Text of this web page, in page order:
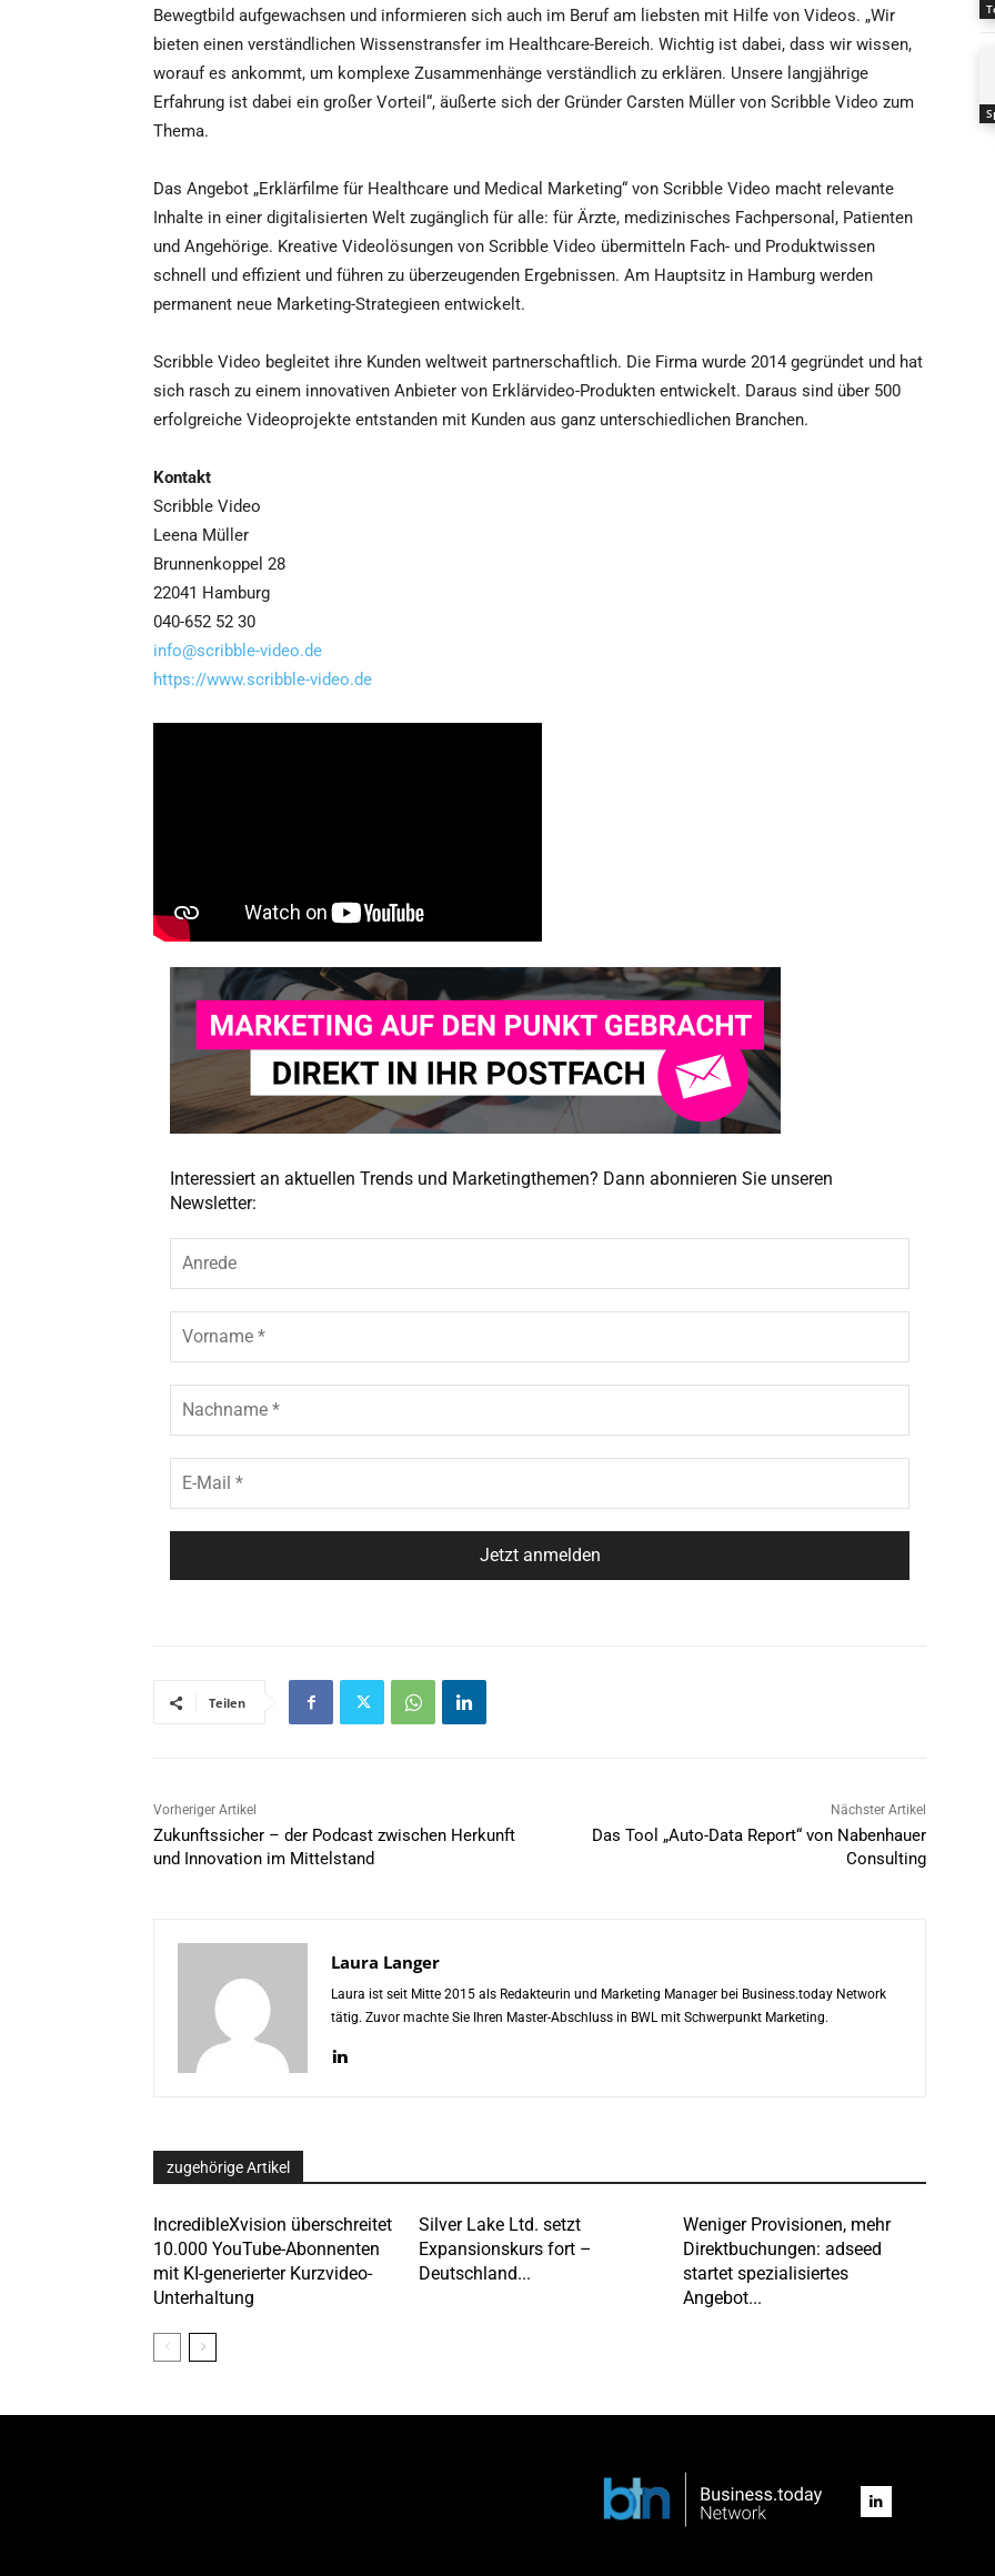
Bewegtbild aufgewachsen und informieren sich auch im Beruf am liebsten mit Hilfe von Videos. „Wir
bieten einen verständlichen Wissenstransfer im Healthcare-Bereich. Wichtig ist dabei, dass wir wissen,
worauf es ankommt, um komplexe Zusammenhänge verständlich zu erklären. Unsere langjährige
Erfahrung ist dabei ein großer Vorteil“, äußerte sich der Gründer Carsten Müller von Scribble Video zum
Thema.
Das Angebot „Erklärfilme für Healthcare und Medical Marketing“ von Scribble Video macht relevante
Inhalte in einer digitalisierten Welt zugänglich für alle: für Ärzte, medizinisches Fachpersonal, Patienten
und Angehörige. Kreative Videolösungen von Scribble Video übermitteln Fach- und Produktwissen
schnell und effizient und führen zu überzeugenden Ergebnissen. Am Hauptsitz in Hamburg werden
permanent neue Marketing-Strategieen entwickelt.
Scribble Video begleitet ihre Kunden weltweit partnerschaftlich. Die Firma wurde 2014 gegründet und hat
sich rasch zu einem innovativen Anbieter von Erklärvideo-Produkten entwickelt. Daraus sind über 500
erfolgreiche Videoprojekte entstanden mit Kunden aus ganz unterschiedlichen Branchen.
Kontakt
Scribble Video
Leena Müller
Brunnenkoppel 28
22041 Hamburg
040-652 52 30
info@scribble-video.de
https://www.scribble-video.de
Interessiert an aktuellen Trends und Marketingthemen? Dann abonnieren Sie unseren
Newsletter:
Teilen
Vorheriger Artikel
Zukunftssicher – der Podcast zwischen Herkunft
und Innovation im Mittelstand
Nächster Artikel
Das Tool „Auto-Data Report“ von Nabenhauer
Consulting
Laura Langer
Laura ist seit Mitte 2015 als Redakteurin und Marketing Manager bei Business.today Network
tätig. Zuvor machte Sie Ihren Master-Abschluss in BWL mit Schwerpunkt Marketing.
zugehörige Artikel
IncredibleXvision überschreitet
10.000 YouTube-Abonnenten
mit KI-generierter Kurzvideo-
Unterhaltung
Silver Lake Ltd. setzt
Expansionskurs fort –
Deutschland...
Weniger Provisionen, mehr
Direktbuchungen: adseed
startet spezialisiertes
Angebot...